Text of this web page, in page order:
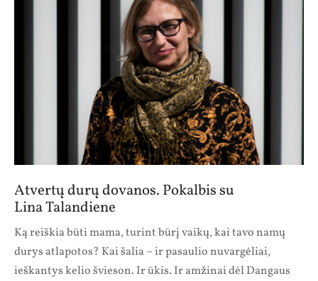
Atvertų durų dovanos. Pokalbis su
Lina Talandiene
Ką reiškia būti mama, turint būrį vaikų, kai tavo namų
durys atlapotos? Kai šalia – ir pasaulio nuvargėliai,
ieškantys kelio švieson. Ir ūkis. Ir amžinai dėl Dangaus